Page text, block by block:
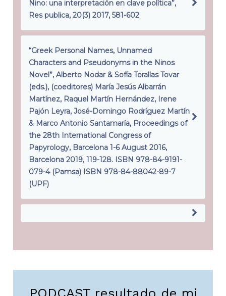
Nino: una interpretación en clave política”,
Res publica, 20(3) 2017, 581-602
“Greek Personal Names, Unnamed
Characters and Pseudonyms in the Ninos
Novel”, Alberto Nodar & Sofía Torallas Tovar
(eds.), (coeditores) María Jesús Albarrán
Martínez, Raquel Martín Hernández, Irene
Pajón Leyra, José-Domingo Rodríguez Martín
& Marco Antonio Santamaría, Proceedings of
the 28th International Congress of
Papyrology, Barcelona 1-6 August 2016,
Barcelona 2019, 119-128. ISBN 978-84-9191-
079-4 (Pamsa) ISBN 978-84-88042-89-7
(UPF)